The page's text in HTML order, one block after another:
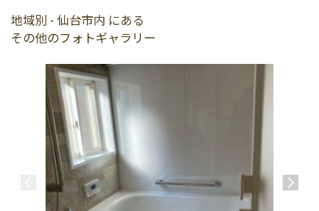
地域別 - 仙台市内 にある
その他のフォトギャラリー